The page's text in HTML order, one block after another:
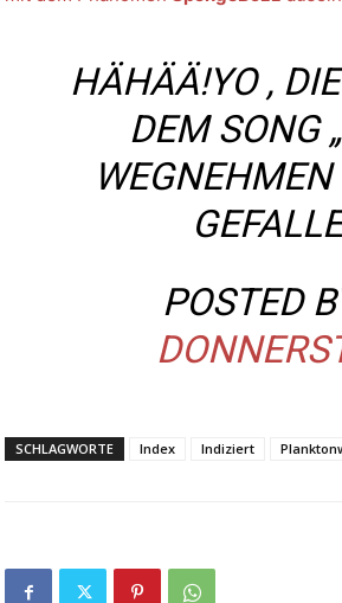
HÄHÄÄ!YO ,
DEM SONG
POSTED
SCHLAGWORTE Index Indiziert